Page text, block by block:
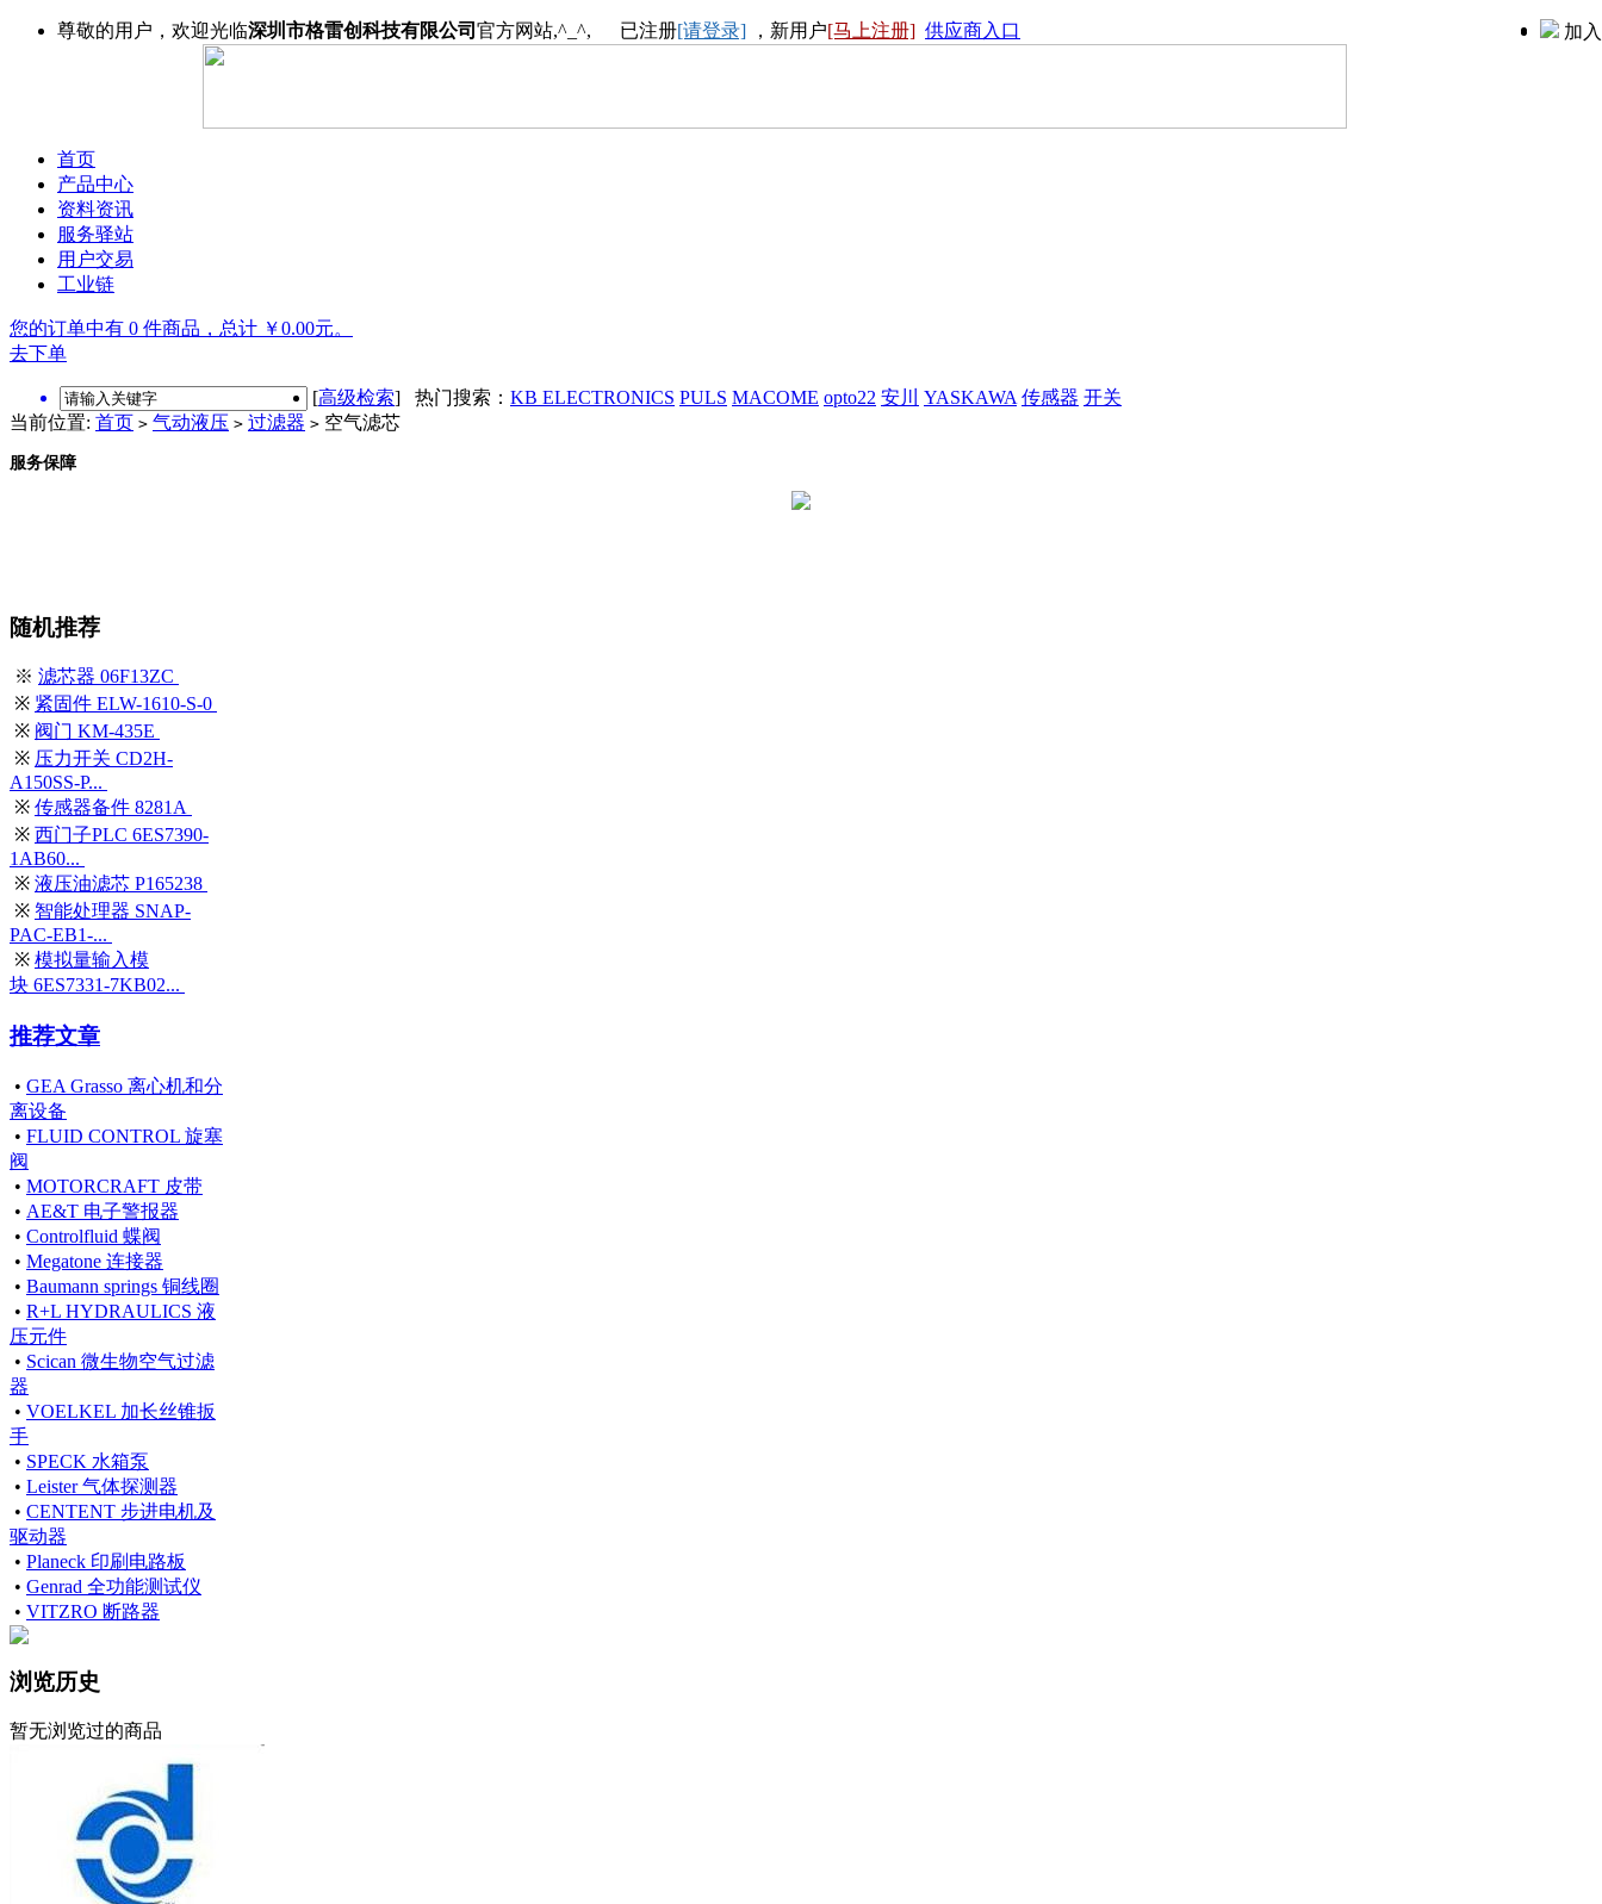
尊敬的用户，欢迎光临深圳市格雷创科技有限公司 官方网站,^_^, 已注册[请登录] ，新用户[马上注册] 供应商入口 加
首页
产品中心
资料资讯
服务驿站
用户交易
工业链
您的订单中有 0 件商品，总计 ￥0.00元。
去下单
[高级检索] 热门搜索： KB ELECTRONICS PULS MACOME opto22 安川 YASKAWA 传感器 开关
当前位置: 首页 > 气动液压 > 过滤器 > 空气滤芯
服务保障
随机推荐
※ 滤芯器 06F13ZC
※ 紧固件 ELW-1610-S-0
※ 阀门 KM-435E
※ 压力开关 CD2H-
A150SS-P...
※ 传感器备件 8281A
※ 西门子PLC 6ES7390-
1AB60...
※ 液压油滤芯 P165238
※ 智能处理器 SNAP-
PAC-EB1-...
※ 模拟量输入模
块 6ES7331-7KB02...
推荐文章
• GEA Grasso 离心机和分
离设备
• FLUID CONTROL 旋塞
阀
• MOTORCRAFT 皮带
• AE&T 电子警报器
• Controlfluid 蝶阀
• Megatone 连接器
• Baumann springs 铜线圈
• R+L HYDRAULICS 液
压元件
• Scican 微生物空气过滤
器
• VOELKEL 加长丝锥扳
手
• SPECK 水箱泵
• Leister 气体探测器
• CENTENT 步进电机及
驱动器
• Planeck 印刷电路板
• Genrad 全功能测试仪
• VITZRO 断路器
浏览历史
暂无浏览过的商品